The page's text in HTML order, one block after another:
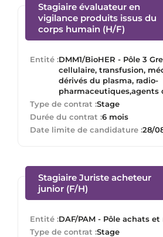
Stagiaire évaluateur en
vigilance produits issus du
corps humain (H/F)
Entité :DMM1/BioHER - Pôle 3
cellulaire, transfusion,
dérivés du plasma, radio-
pharmaceutiques,agents
Type de contrat :Stage
Durée du contrat :6 mois
Date limite de candidature :28/
Stagiaire Juriste acheteur
junior (F/H)
Entité :DAF/PAM - Pôle achats
Type de contrat :Stage